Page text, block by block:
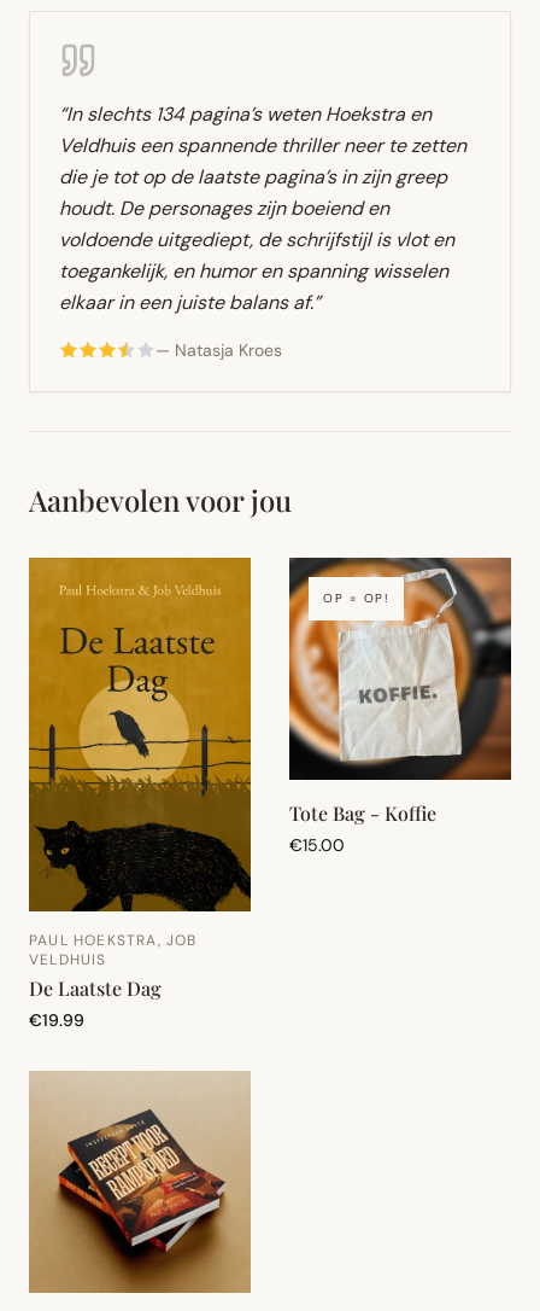
“In slechts 134 pagina’s weten Hoekstra en
Veldhuis een spannende thriller neer te zetten
die je tot op de laatste pagina’s in zijn greep
houdt. De personages zijn boeiend en
voldoende uitgediept, de schrijfstijl is vlot en
toegankelijk, en humor en spanning wisselen
elkaar in een juiste balans af.”
— Natasja Kroes
Aanbevolen voor jou
PAUL HOEKSTRA, JOB
VELDHUIS
De Laatste Dag
€19.99
OP = OP!
Tote Bag - Koffie
€15.00